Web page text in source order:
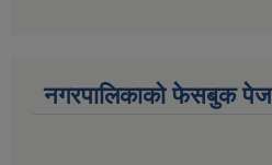
नगरपालिकाको फेसबुक पेज